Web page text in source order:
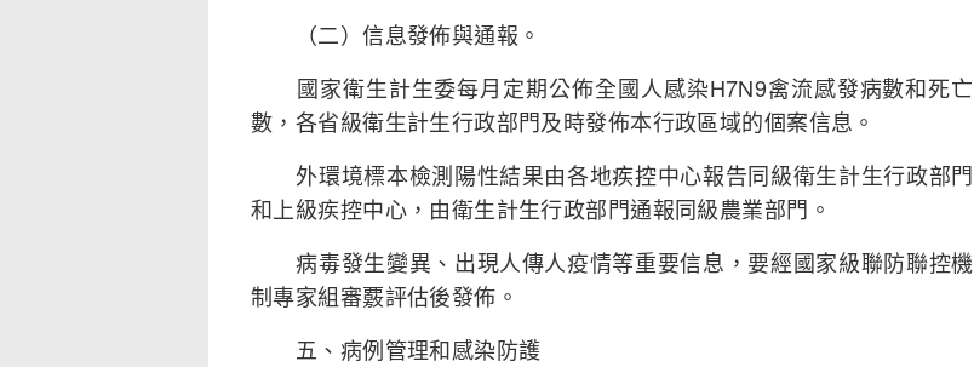
（二）信息發佈與通報。
國家衛生計生委每月定期公佈全國人感染H7N9禽流感發病數和死亡
數，各省級衛生計生行政部門及時發佈本行政區域的個案信息。
外環境標本檢測陽性結果由各地疾控中心報告同級衛生計生行政部門
和上級疾控中心，由衛生計生行政部門通報同級農業部門。
病毒發生變異、出現人傳人疫情等重要信息，要經國家級聯防聯控機
制專家組審覈評估後發佈。
五、病例管理和感染防護